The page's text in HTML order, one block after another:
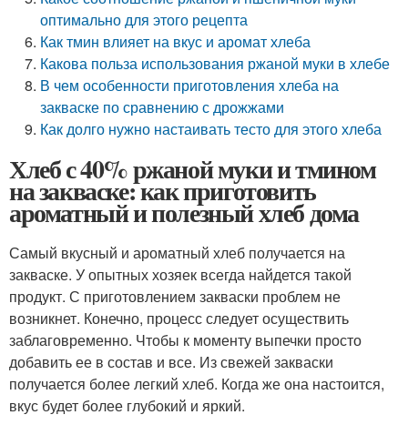
оптимально для этого рецепта
Как тмин влияет на вкус и аромат хлеба
Какова польза использования ржаной муки в хлебе
В чем особенности приготовления хлеба на
закваске по сравнению с дрожжами
Как долго нужно настаивать тесто для этого хлеба
Хлеб с 40% ржаной муки и тмином
на закваске: как приготовить
ароматный и полезный хлеб дома
Самый вкусный и ароматный хлеб получается на
закваске. У опытных хозяек всегда найдется такой
продукт. С приготовлением закваски проблем не
возникнет. Конечно, процесс следует осуществить
заблаговременно. Чтобы к моменту выпечки просто
добавить ее в состав и все. Из свежей закваски
получается более легкий хлеб. Когда же она настоится,
вкус будет более глубокий и яркий.